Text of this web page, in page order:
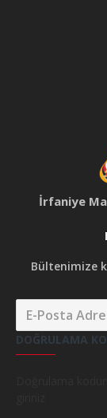
İrfaniye
Bültenimize
DOĞRULAMA